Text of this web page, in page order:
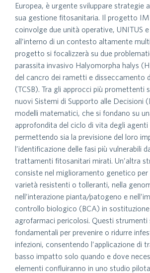
Europea, è urgente sviluppare strategie
sua gestione fitosanitaria. Il progetto
coinvolge due unità operative, UNITUS
all’interno di un contesto altamente
progetto si focalizzerà su due
parassita invasivo Halyomorpha halys
del cancro dei rametti e disseccamento
(TCSB). Tra gli approcci più promettenti
nuovi Sistemi di Supporto alle Decisioni
modelli matematici, che si fondano su
approfondita del ciclo di vita degli agenti
permettendo sia la previsione del loro
l’identificazione delle fasi più vulnerabili
trattamenti fitosanitari mirati. Un’altra
consiste nel miglioramento genetico
varietà resistenti o tolleranti, nella
nell’interazione pianta/patogeno e
controllo biologico (BCA) in
agrofarmaci pericolosi. Questi strumenti
fondamentali per prevenire o ridurre
infezioni, consentendo l’applicazione di
basso impatto solo quando e dove
elementi confluiranno in uno studio